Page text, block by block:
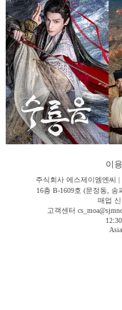
이
주식회사 에스제이엠엔씨
16층 B-1609호 (문정동,
매업 신
고객센터